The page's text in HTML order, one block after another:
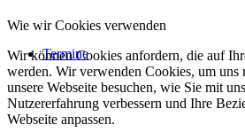
Termine
Wie wir Cookies verwenden
Wir können Cookies anfordern, die auf
werden. Wir verwenden Cookies, um uns
unsere Webseite besuchen, wie Sie mit
Nutzererfahrung verbessern und Ihre
Webseite anpassen.